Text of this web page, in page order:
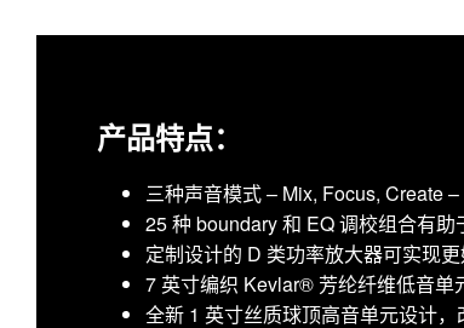
产品特点：
三种声音模式 – Mix, Focus, Create
25 种 boundary 和 EQ 调校组合有
定制设计的 D 类功率放大器可实现
7 英寸编织 Kevlar® 芳纶纤维低音
全新 1 英寸丝质球顶高音单元设计